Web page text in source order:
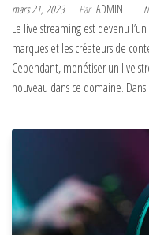
mars 21, 2023 Par ADMIN
Le live streaming est devenu
marques et les créateurs de
Cependant, monétiser un live
nouveau dans ce domaine.